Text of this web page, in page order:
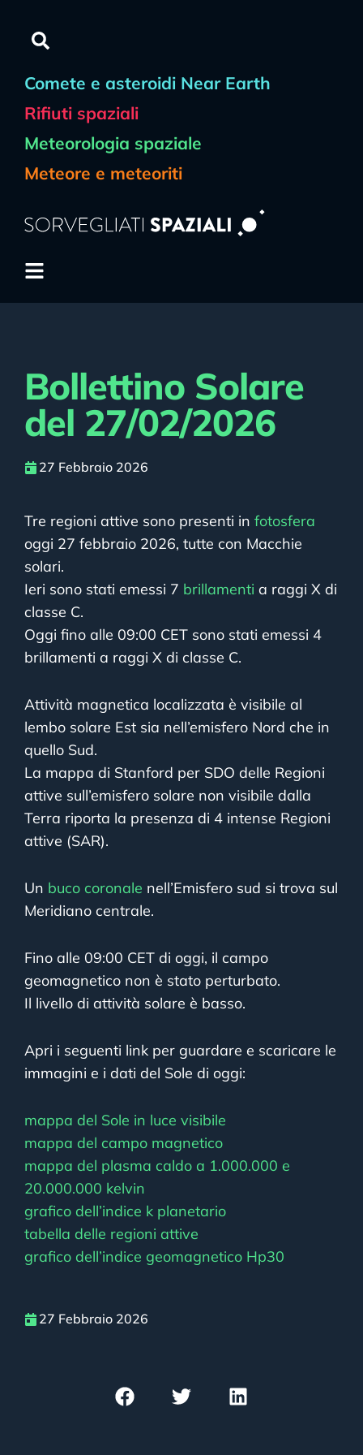
Comete e asteroidi Near Earth
Rifiuti spaziali
Meteorologia spaziale
Meteore e meteoriti
Bollettino Solare
del 27/02/2026
27 Febbraio 2026
Tre regioni attive sono presenti in fotosfera
oggi 27 febbraio 2026, tutte con Macchie
solari.
Ieri sono stati emessi 7 brillamenti a raggi X di
classe C.
Oggi fino alle 09:00 CET sono stati emessi 4
brillamenti a raggi X di classe C.
Attività magnetica localizzata è visibile al
lembo solare Est sia nell’emisfero Nord che in
quello Sud.
La mappa di Stanford per SDO delle Regioni
attive sull’emisfero solare non visibile dalla
Terra riporta la presenza di 4 intense Regioni
attive (SAR).
Un buco coronale nell’Emisfero sud si trova sul
Meridiano centrale.
Fino alle 09:00 CET di oggi, il campo
geomagnetico non è stato perturbato.
Il livello di attività solare è basso.
Apri i seguenti link per guardare e scaricare le
immagini e i dati del Sole di oggi:
mappa del Sole in luce visibile
mappa del campo magnetico
mappa del plasma caldo a 1.000.000 e
20.000.000 kelvin
grafico dell’indice k planetario
tabella delle regioni attive
grafico dell’indice geomagnetico Hp30
27 Febbraio 2026